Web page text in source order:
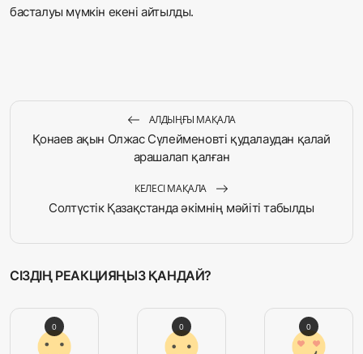
басталуы мүмкін екені айтылды.
АЛДЫҢҒЫ МАҚАЛА
Қонаев ақын Олжас Сүлейменовті қудалаудан қалай
арашалап қалған
КЕЛЕСІ МАҚАЛА
Солтүстік Қазақстанда әкімнің мәйіті табылды
СІЗДІҢ РЕАКЦИЯҢЫЗ ҚАНДАЙ?
0 0 0